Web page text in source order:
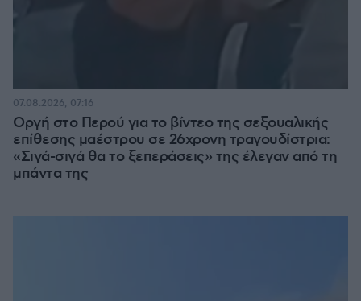
Οργή στο Περού για το βίντεο της σεξουαλικής
επίθεσης μαέστρου σε 26χρονη τραγουδίστρια:
«Σιγά-σιγά θα το ξεπεράσεις» της έλεγαν από τη
μπάντα της
07.08.2026, 07:16